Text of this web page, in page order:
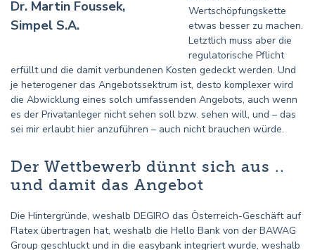
Dr. Martin Foussek,
Simpel S.A.
Wertschöpfungskette
etwas besser zu machen.
Letztlich muss aber die
regulatorische Pflicht
erfüllt und die damit verbundenen Kosten gedeckt werden. Und
je heterogener das Angebotssektrum ist, desto komplexer wird
die Abwicklung eines solch umfassenden Angebots, auch wenn
es der Privatanleger nicht sehen soll bzw. sehen will, und – das
sei mir erlaubt hier anzuführen – auch nicht brauchen würde.
Der Wettbewerb dünnt sich aus ..
und damit das Angebot
Die Hintergründe, weshalb DEGIRO das Österreich-Geschäft auf
Flatex übertragen hat, weshalb die Hello Bank von der BAWAG
Group geschluckt und in die easybank integriert wurde, weshalb